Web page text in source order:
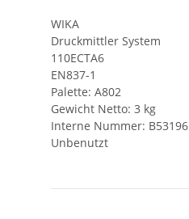
WIKA
Druckmittler System
110ECTA6
EN837-1
Palette: A802
Gewicht Netto: 3 kg
Interne Nummer: B53196
Unbenutzt